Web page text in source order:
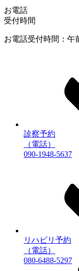
お電話
受付時間
お電話受付時間：午
診察予約
（電話）
090-1948-5637
リハビリ予約
（電話）
080-6488-5297